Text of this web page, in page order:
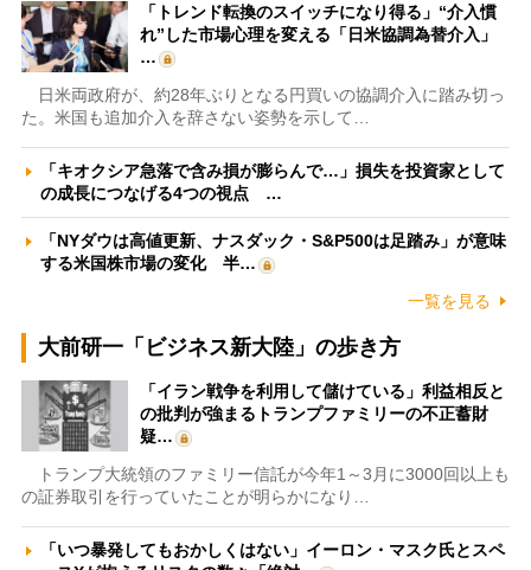
「トレンド転換のスイッチになり得る」“介入慣
れ”した市場心理を変える「日米協調為替介入」
…
日米両政府が、約28年ぶりとなる円買いの協調介入に踏み切っ
た。米国も追加介入を辞さない姿勢を示して…
「キオクシア急落で含み損が膨らんで…」損失を投資家として
の成長につなげる4つの視点 …
「NYダウは高値更新、ナスダック・S&P500は足踏み」が意味
する米国株市場の変化 半…
一覧を見る
大前研一「ビジネス新大陸」の歩き方
「イラン戦争を利用して儲けている」利益相反と
の批判が強まるトランプファミリーの不正蓄財
疑…
トランプ大統領のファミリー信託が今年1～3月に3000回以上も
の証券取引を行っていたことが明らかになり…
「いつ暴発してもおかしくはない」イーロン・マスク氏とスペ